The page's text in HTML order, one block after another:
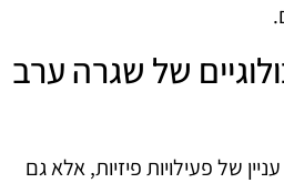
של שגרה ערב
של פעילויות פיזיות, אלא גם